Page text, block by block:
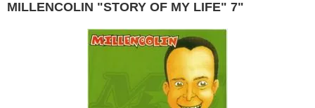
MILLENCOLIN "STORY OF MY LIFE" 7"